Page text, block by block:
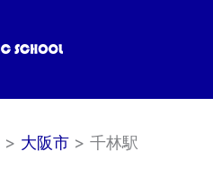
大阪市 千林駅